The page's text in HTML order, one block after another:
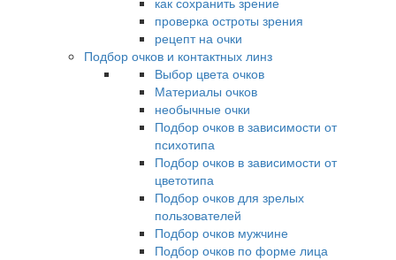
проверка остроты зрения
рецепт на очки
Подбор очков и контактных линз
Выбор цвета очков
Материалы очков
необычные очки
Подбор очков в зависимости от
психотипа
Подбор очков в зависимости от
цветотипа
Подбор очков для зрелых
пользователей
Подбор очков мужчине
Подбор очков по форме лица